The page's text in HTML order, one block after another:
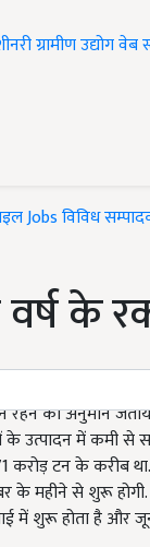
ग्रामीण उद्योगवेब
Jobsविविध
के
का अनुमान
उत्पादन में कमी से
करोड़ टन के करीब
के महीने से शुरू
में शुरू होता है और